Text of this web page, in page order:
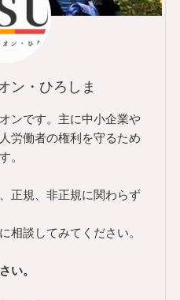
ン・ひろしま
ンです。主に中小企業や
労働者の権利を守るため
。
正規、非正規に関わらず
相談してみてください。
い。